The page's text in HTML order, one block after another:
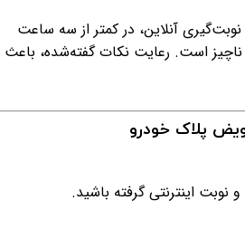
آنلاین، در کمتر از سه ساعت
است. رعایت نکات گفته‌شده، باعث
اینترنتی گرفته باشید.